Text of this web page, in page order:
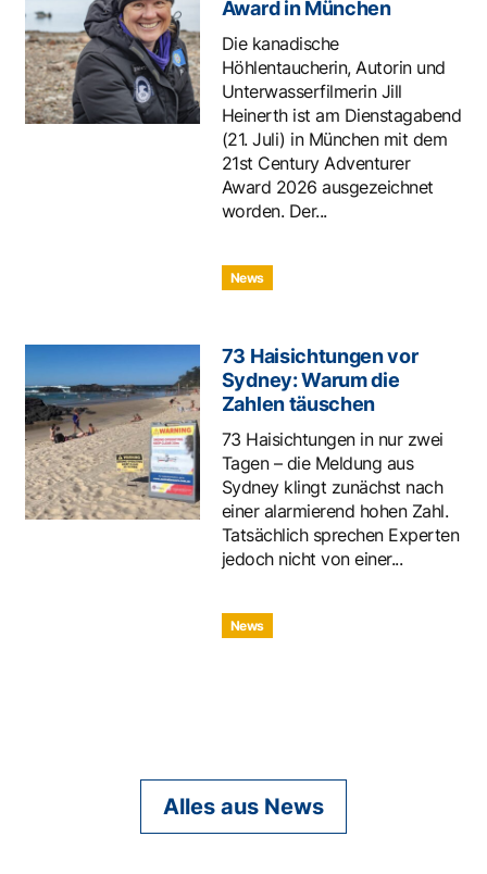
Award in München
Die kanadische
Höhlentaucherin, Autorin und
Unterwasserfilmerin Jill
Heinerth ist am Dienstagabend
(21. Juli) in München mit dem
21st Century Adventurer
Award 2026 ausgezeichnet
worden. Der...
News
73 Haisichtungen vor
Sydney: Warum die
Zahlen täuschen
73 Haisichtungen in nur zwei
Tagen – die Meldung aus
Sydney klingt zunächst nach
einer alarmierend hohen Zahl.
Tatsächlich sprechen Experten
jedoch nicht von einer...
News
Alles aus News